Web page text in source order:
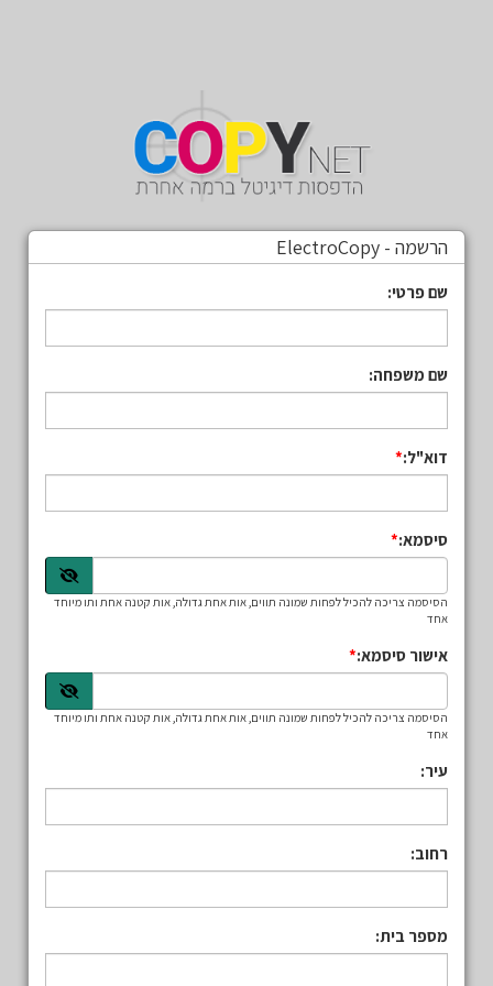
הרשמה - ElectroCopy
שם פרטי:
שם משפחה:
דוא"ל:
סיסמא:
הסיסמה צריכה להכיל לפחות שמונה תווים, אות אחת גדולה, אות קטנה אחת ותו מיוחד
אחד
אישור סיסמא:
הסיסמה צריכה להכיל לפחות שמונה תווים, אות אחת גדולה, אות קטנה אחת ותו מיוחד
אחד
עיר:
רחוב:
מספר בית: